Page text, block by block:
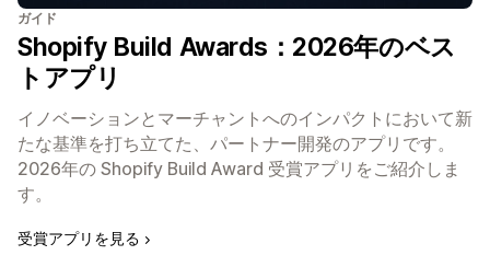
ガイド
Shopify Build Awards：2026年のベス
トアプリ
イノベーションとマーチャントへのインパクトにおいて新
たな基準を打ち立てた、パートナー開発のアプリです。
2026年の Shopify Build Award 受賞アプリをご紹介しま
す。
受賞アプリを見る